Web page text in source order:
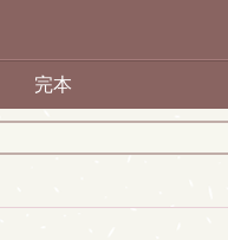
完本